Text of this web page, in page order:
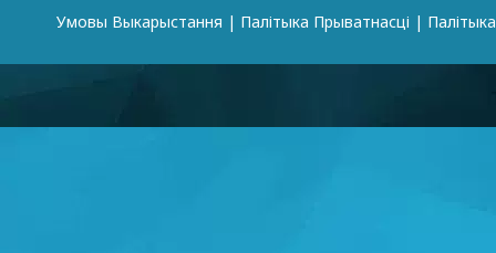
Умовы Выкарыстання | Палітыка Прыватнасці |